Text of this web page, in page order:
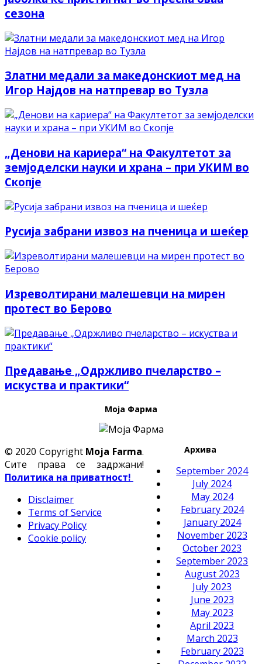
сезона
Златни медали за македонскиот мед на
Игор Најдов на натпревар во Тузла
„Денови на кариера“ на Факултетот за
земјоделски науки и храна – при УКИМ во
Скопје
Русија забрани извоз на пченица и шеќер
Изреволтирани малешевци на мирен
протест во Берово
Предавање „Одржливо пчеларство –
искуства и практики“
Моја Фарма
Архива
September 2024
July 2024
May 2024
February 2024
January 2024
November 2023
October 2023
September 2023
August 2023
July 2023
June 2023
May 2023
April 2023
March 2023
February 2023
© 2020 Copyright Moja Farma.
Сите права се задржани!
Политика на приватност!
Disclaimer
Terms of Service
Privacy Policy
Cookie policy